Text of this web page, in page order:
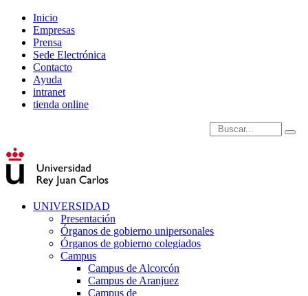
Inicio
Empresas
Prensa
Sede Electrónica
Contacto
Ayuda
intranet
tienda online
Introduce términos de
UNIVERSIDAD
Presentación
Órganos de gobierno unipersonales
Órganos de gobierno colegiados
Campus
Campus de Alcorcón
Campus de Aranjuez
Campus de